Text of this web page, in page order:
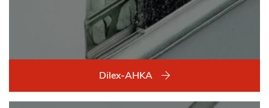
Dilex-AHKA